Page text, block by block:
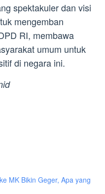
spektakuler dan visi
mengemban
RI, membawa
umum untuk
di negara ini.
MK Bikin Geger, Apa yang